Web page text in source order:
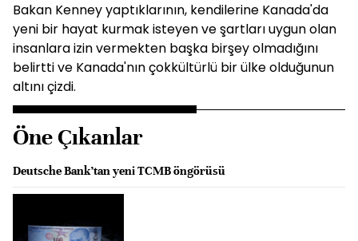
Bakan Kenney yaptıklarının, kendilerine Kanada'da
yeni bir hayat kurmak isteyen ve şartları uygun olan
insanlara izin vermekten başka birşey olmadığını
belirtti ve Kanada'nın çokkültürlü bir ülke olduğunun
altını çizdi.
Öne Çıkanlar
Deutsche Bank’tan yeni TCMB öngörüsü